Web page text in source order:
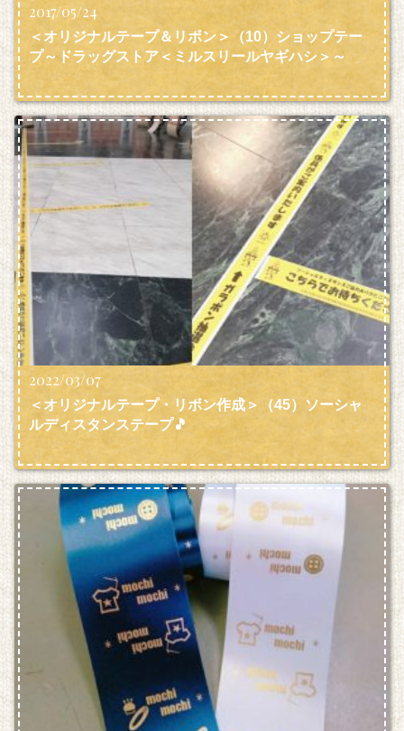
2017/05/24
＜オリジナルテープ＆リボン＞（10）ショップテー
プ～ドラッグストア＜ミルスリールヤギハシ＞～
2022/03/07
＜オリジナルテープ・リボン作成＞（45）ソーシャ
ルディスタンステープ🎵